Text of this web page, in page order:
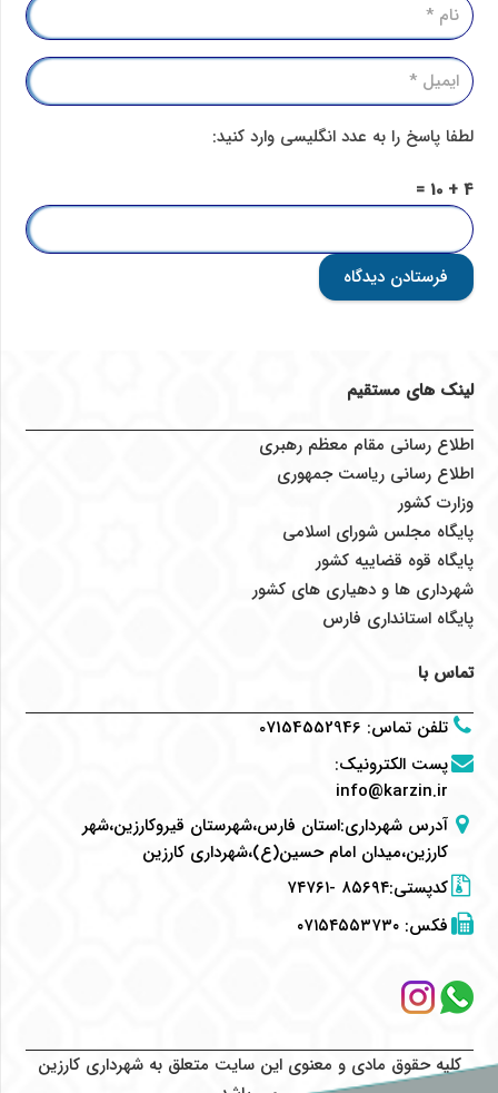
لطفا پاسخ را به عدد انگلیسی وارد کنید:
4 + 10 =
فرستادن دیدگاه
لینک های مستقیم
اطلاع رسانی مقام معظم رهبری
اطلاع رسانی ریاست جمهوری
وزارت کشور
پایگاه مجلس شورای اسلامی
پایگاه قوه قضاییه کشور
شهرداری ها و دهیاری های کشور
پایگاه استانداری فارس
تماس با
تلفن تماس:
07154552946
پست الکترونیک:
info@karzin.ir
آدرس شهرداری:استان فارس،شهرستان قیروکارزین،شهر
کارزین،میدان امام حسین(ع)،شهرداری کارزین
کدپستی:۸۵۶۹۴ -۷۴۷۶۱
فکس:۰۷۱۵۴۵۵۳۷۳۰
کلیه حقوق مادی و معنوی این سایت متعلق به شهرداری کارزین